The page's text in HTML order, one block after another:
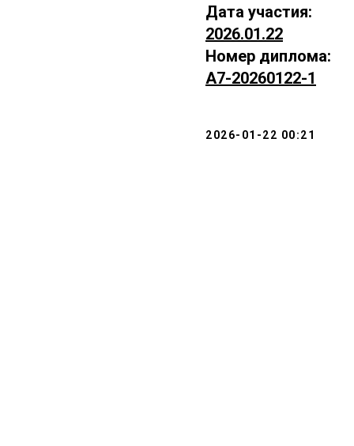
Дата участия:
2026.01.22
Номер диплома:
А7-20260122-1
2026-01-22 00:21